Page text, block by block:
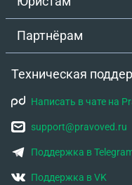
Партнёрам
Техническая
Написать в чате на
support@pravoved.ru
Поддержка в
Поддержка в VK